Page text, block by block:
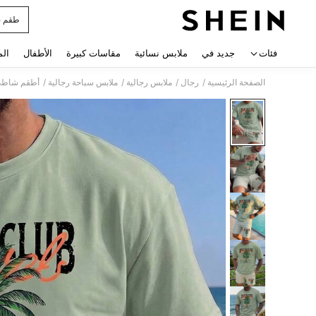
طقم
فئات جديد في ملابس نسائية مقاسات كبيرة الأطفال
الصفحة الرئيسية / رجال / ملابس رجالية / ملابس سباحة رجالية / أطقم